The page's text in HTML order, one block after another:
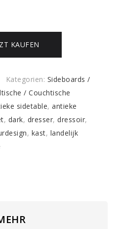
KAUFEN
Kategorien: Sideboards /
/ Couchtische
sidetable, antieke
, dark, dresser, dressoir,
, kast, landelijk